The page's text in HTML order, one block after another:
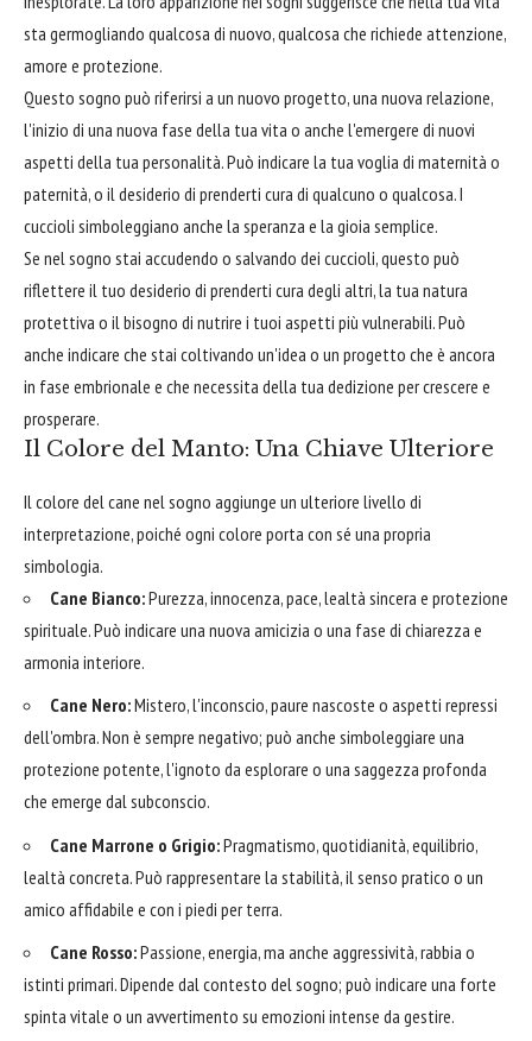
sta germogliando qualcosa di nuovo, qualcosa che richiede attenzione,
amore e protezione.
Questo sogno può riferirsi a un nuovo progetto, una nuova relazione,
l'inizio di una nuova fase della tua vita o anche l'emergere di nuovi
aspetti della tua personalità. Può indicare la tua voglia di maternità o
paternità, o il desiderio di prenderti cura di qualcuno o qualcosa. I
cuccioli simboleggiano anche la speranza e la gioia semplice.
Se nel sogno stai accudendo o salvando dei cuccioli, questo può
riflettere il tuo desiderio di prenderti cura degli altri, la tua natura
protettiva o il bisogno di nutrire i tuoi aspetti più vulnerabili. Può
anche indicare che stai coltivando un'idea o un progetto che è ancora
in fase embrionale e che necessita della tua dedizione per crescere e
prosperare.
Il Colore del Manto: Una Chiave Ulteriore
Il colore del cane nel sogno aggiunge un ulteriore livello di
interpretazione, poiché ogni colore porta con sé una propria
simbologia.
Cane Bianco:Purezza, innocenza, pace, lealtà sincera e protezione
spirituale. Può indicare una nuova amicizia o una fase di chiarezza e
armonia interiore.
Cane Nero:Mistero, l'inconscio, paure nascoste o aspetti repressi
dell'ombra. Non è sempre negativo; può anche simboleggiare una
protezione potente, l'ignoto da esplorare o una saggezza profonda
che emerge dal subconscio.
Cane Marrone o Grigio:Pragmatismo, quotidianità, equilibrio,
lealtà concreta. Può rappresentare la stabilità, il senso pratico o un
amico affidabile e con i piedi per terra.
Cane Rosso:Passione, energia, ma anche aggressività, rabbia o
istinti primari. Dipende dal contesto del sogno; può indicare una forte
spinta vitale o un avvertimento su emozioni intense da gestire.